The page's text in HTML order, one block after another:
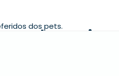
levou junto
dos pets.